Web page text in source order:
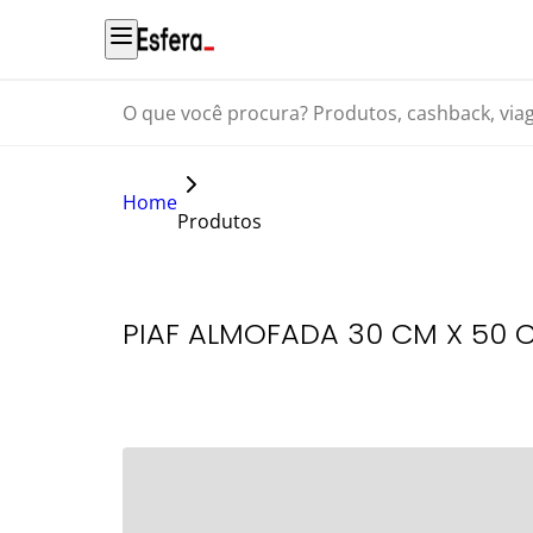
O que você procura? Produtos, cashback, viagens...
Home
Produtos
PIAF ALMOFADA 30 CM X 50